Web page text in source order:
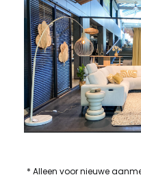
* Alleen voor nieuwe